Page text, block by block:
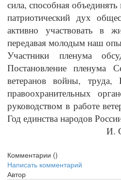
сила, способная
патриотический дух
активно участвовать в
передавая молодым наш
Участники пленума
Постановление пленума
ветеранов войны,
правоохранительных
руководством в работе
Год единства народов
И.
Комментарии ()
Написать комментарий
Автор